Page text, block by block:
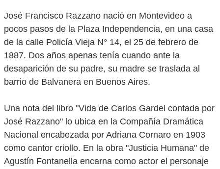
José Francisco Razzano nació en Montevideo a
pocos pasos de la Plaza Independencia, en una casa
de la calle Policía Vieja N° 14, el 25 de febrero de
1887. Dos años apenas tenía cuando ante la
desaparición de su padre, su madre se traslada al
barrio de Balvanera en Buenos Aires.
Una nota del libro "Vida de Carlos Gardel contada por
José Razzano" lo ubica en la Compañía Dramática
Nacional encabezada por Adriana Cornaro en 1903
como cantor criollo. En la obra "Justicia Humana" de
Agustín Fontanella encarna como actor el personaje